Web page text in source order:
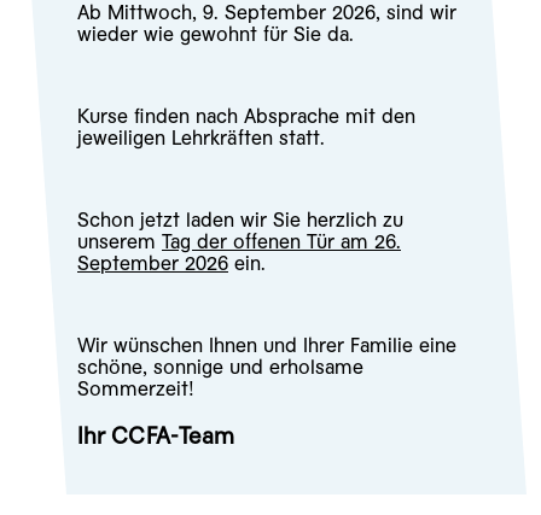
Ab Mittwoch, 9. September 2026, sind wir
wieder wie gewohnt für Sie da.
Kurse finden nach Absprache mit den
jeweiligen Lehrkräften statt.
Schon jetzt laden wir Sie herzlich zu
unserem Tag der offenen Tür am 26.
September 2026ein.
Wir wünschen Ihnen und Ihrer Familie eine
schöne, sonnige und erholsame
Sommerzeit!
Ihr CCFA-Team